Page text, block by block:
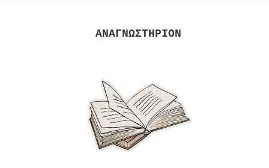
ΑΝΑΓΝΩΣΤΗΡΙΟΝ